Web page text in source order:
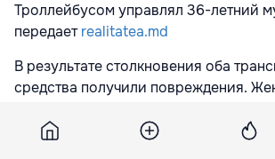
Троллейбусом управлял 36-летний
передаетrealitatea.md
В результате столкновения оба
средства получили повреждения.
помощи, 57 лет, она была